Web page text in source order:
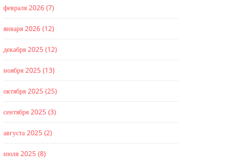
февраля 2026 (7)
января 2026 (12)
декабря 2025 (12)
ноября 2025 (13)
октября 2025 (25)
сентября 2025 (3)
августа 2025 (2)
июля 2025 (8)